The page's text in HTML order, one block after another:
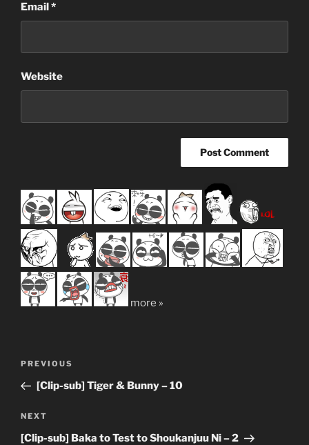
Email *
Website
more »
Previous
Post
PREVIOUS
[Clip-sub] Tiger & Bunny – 10
Next
Post
NEXT
[Clip-sub] Baka to Test to Shoukanjuu Ni – 2